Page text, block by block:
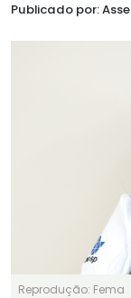
Publicado por:
Reprodução: Fema